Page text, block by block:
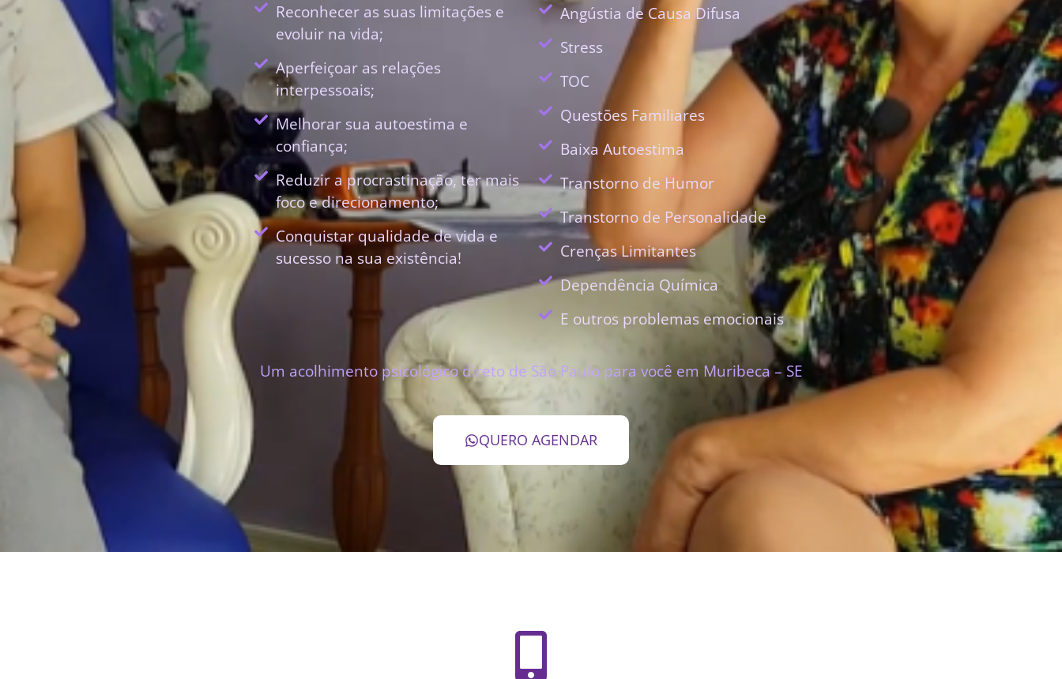
Reconhecer as suas limitações e
evoluir na vida;
Aperfeiçoar as relações
interpessoais;
Melhorar sua autoestima e
confiança;
Reduzir a procrastinação, ter mais
foco e direcionamento;
Conquistar qualidade de vida e
sucesso na sua existência!
Angústia de Causa Difusa
Stress
TOC
Questões Familiares
Baixa Autoestima
Transtorno de Humor
Transtorno de Personalidade
Crenças Limitantes
Dependência Química
E outros problemas emocionais
Um acolhimento psicológico direto de São Paulo para você em Muribeca – SE
QUERO AGENDAR